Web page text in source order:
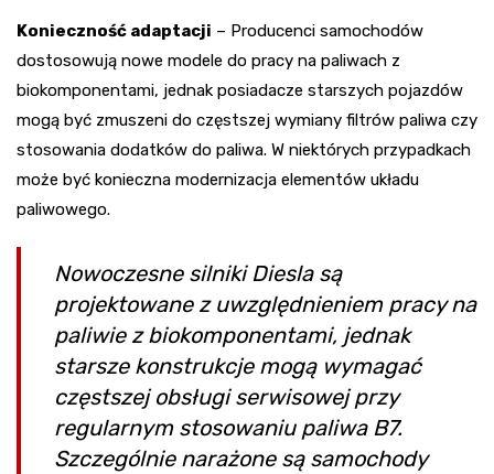
Konieczność adaptacji – Producenci samochodów
dostosowują nowe modele do pracy na paliwach z
biokomponentami, jednak posiadacze starszych pojazdów
mogą być zmuszeni do częstszej wymiany filtrów paliwa czy
stosowania dodatków do paliwa. W niektórych przypadkach
może być konieczna modernizacja elementów układu
paliwowego.
Nowoczesne silniki Diesla są
projektowane z uwzględnieniem pracy na
paliwie z biokomponentami, jednak
starsze konstrukcje mogą wymagać
częstszej obsługi serwisowej przy
regularnym stosowaniu paliwa B7.
Szczególnie narażone są samochody